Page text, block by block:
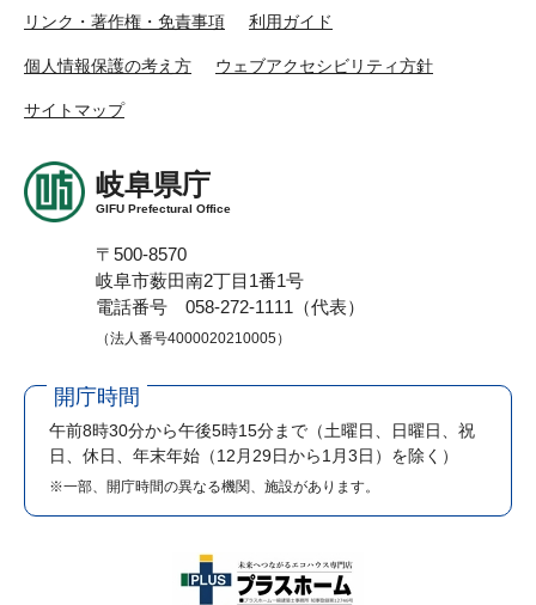
リンク・著作権・免責事項 利用ガイド
個人情報保護の考え方 ウェブアクセシビリティ方針
サイトマップ
岐阜県庁
GIFU Prefectural Office
〒500-8570
岐阜市薮田南2丁目1番1号
電話番号 058-272-1111（代表）
（法人番号4000020210005）
開庁時間
午前8時30分から午後5時15分まで （土曜日、日曜日、祝
日、休日、年末年始（12月29日から1月3日）を除く）
※一部、開庁時間の異なる機関、施設があります。